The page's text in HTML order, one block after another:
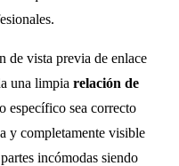
de vista previa de enlace
una limpia relación de
específico sea correcto
y completamente visible
incómodas siendo